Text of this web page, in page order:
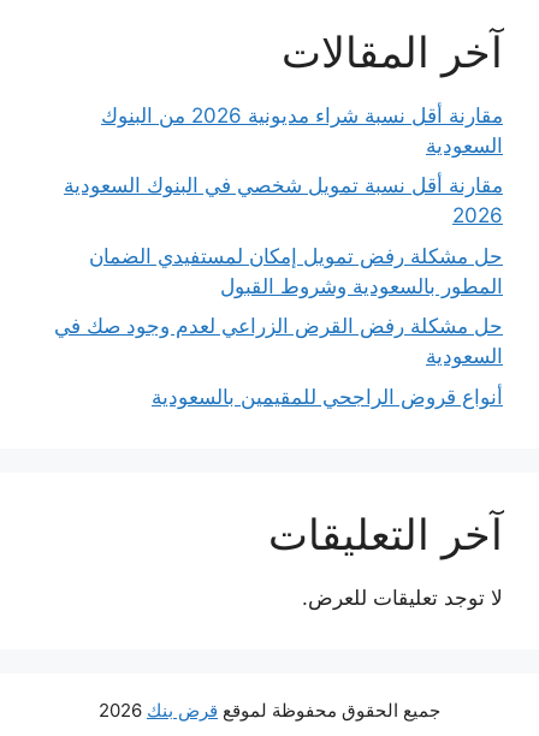
آخر المقالات
مقارنة أقل نسبة شراء مديونية 2026 من البنوك
السعودية
مقارنة أقل نسبة تمويل شخصي في البنوك السعودية
2026
حل مشكلة رفض تمويل إمكان لمستفيدي الضمان
المطور بالسعودية وشروط القبول
حل مشكلة رفض القرض الزراعي لعدم وجود صك في
السعودية
أنواع قروض الراجحي للمقيمين بالسعودية
آخر التعليقات
لا توجد تعليقات للعرض.
جميع الحقوق محفوظة لموقع قرض بنك